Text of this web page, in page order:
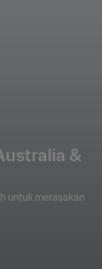
&
untuk merasakan